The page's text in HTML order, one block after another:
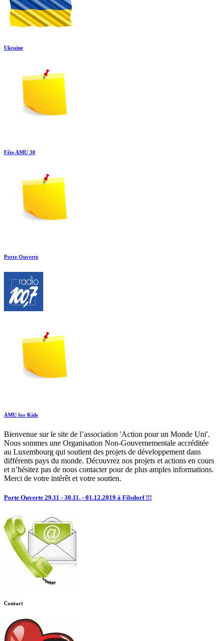
Ukraine
Fête AMU 30
Porte Ouverte
AMU for Kids
Bienvenue sur le site de l’association 'Action pour un Monde Uni'.
Nous sommes une Organisation Non-Gouvernementale accréditée
au Luxembourg qui soutient des projets de développement dans
différents pays du monde. Découvrez nos projets et actions en cours
et n’hésitez pas de nous contacter pour de plus amples informations.
Merci de votre intérêt et votre soutien.
Porte Ouverte 29.11 - 30.11. - 01.12.2019 à Filsdorf !!!
Contact